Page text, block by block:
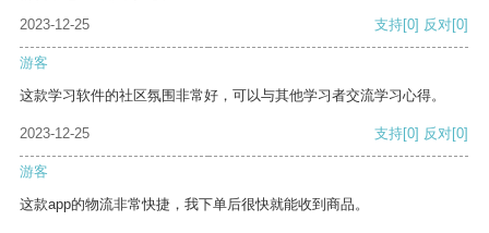
2023-12-25
支持[0] 反对[0]
游客
这款学习软件的社区氛围非常好，可以与其他学习者交流学习心得。
2023-12-25 支持[0] 反对[0]
游客
这款app的物流非常快捷，我下单后很快就能收到商品。